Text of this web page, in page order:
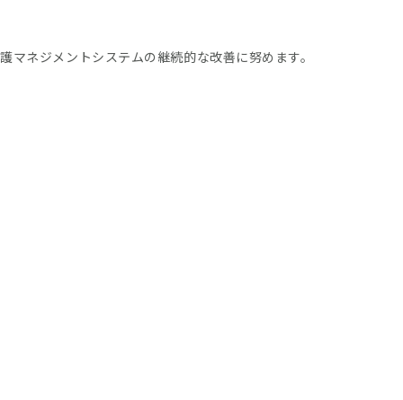
ネジメントシステムの継続的な改善に努めます。